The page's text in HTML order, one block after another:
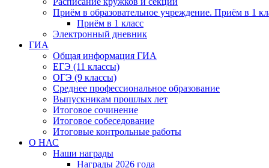
Приём в образовательное учреждение. Приём в 1
Приём в 1 класс
Электронный дневник
ГИА
Общая информация ГИА
ЕГЭ (11 классы)
ОГЭ (9 классы)
Среднее профессиональное образование
Выпускникам прошлых лет
Итоговое сочинение
Итоговое собеседование
Итоговые контрольные работы
О НАС
Наши награды
Награды 2026 года